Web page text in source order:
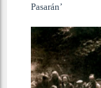
Pasarán’